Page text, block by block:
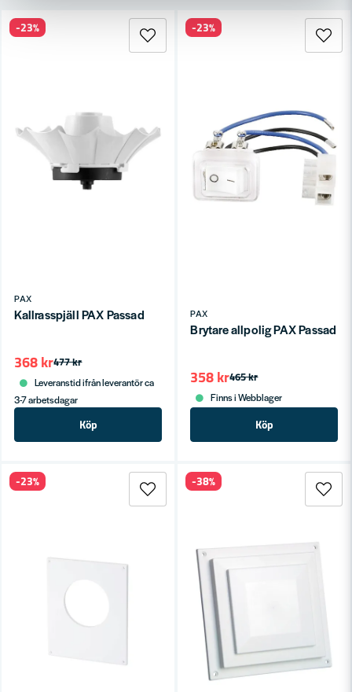
Ja, ni får publicera min fråga
Skicka fråga
PAX
Kallrasspjäll PAX Passad
477 kr
368 kr
Leveranstid ifrån leverantör ca
3-7 arbetsdagar
Köp
-23%
PAX
Brytare allpolig PAX Passad
465 kr
358 kr
Finns i Webblager
Köp
-23%
-23% -38%